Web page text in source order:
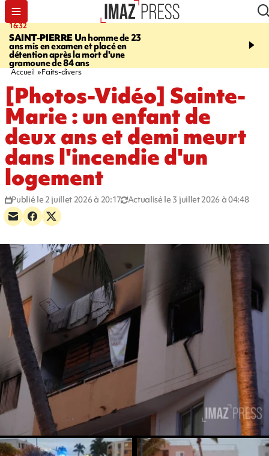
16:32
SAINT-PIERREUn homme de 23
ans mis en examen et placé en
détention après la mort d'une
gramoune de 84 ans
21:08
et Turquie scellent un
Accueil Faits-divers
[Photos-Vidéo] Sainte-
Marie : un enfant de
deux ans et demi meurt
dans l'incendie d'un
logement
Publié le 2 juillet 2026 à 20:17 Actualisé le 3 juillet 2026 à 04:48